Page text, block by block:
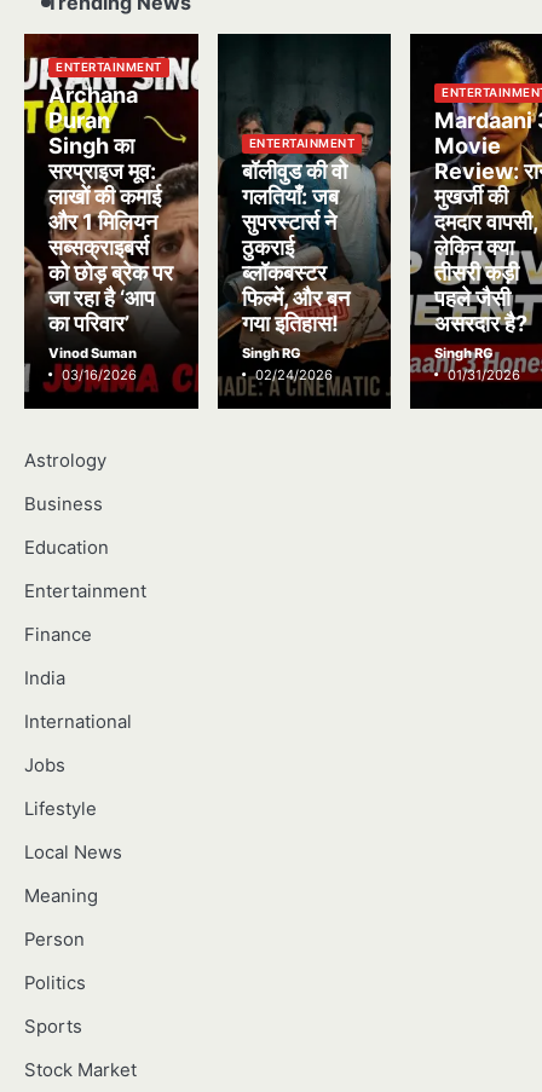
ENTERTAINMENT
Archana
Puran
Singh का
सरप्राइज मूव:
लाखों की कमाई
और 1 मिलियन
सब्सक्राइबर्स
को छोड़ ब्रेक पर
जा रहा है ‘आप
का परिवार’
Vinod Suman
03/16/2026
ENTERTAINMENT
बॉलीवुड की वो
गलतियाँ: जब
सुपरस्टार्स ने
ठुकराई
ब्लॉकबस्टर
फिल्में, और बन
गया इतिहास!
Singh RG
02/24/2026
Mardaani
Movie
Review:
मुखर्जी की
दमदार वापसी,
लेकिन क्या
तीसरी कड़ी
पहले जैसी
असरदार है?
Singh RG
01/31/2026
Astrology
Business
Education
Entertainment
Finance
India
International
Jobs
Lifestyle
Local News
Meaning
Person
Politics
Sports
Stock Market